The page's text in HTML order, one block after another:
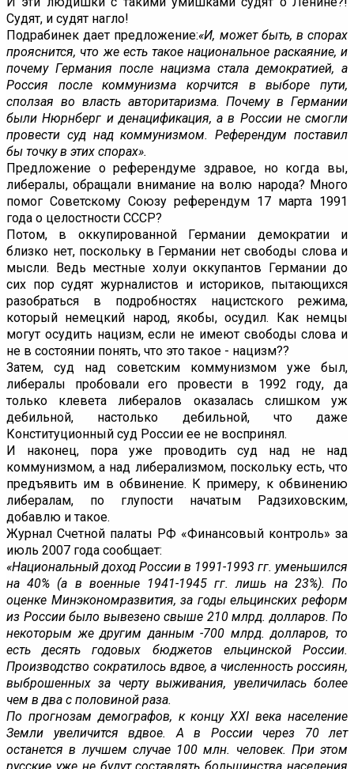
Судят, и судят нагло!
Подрабинек дает предложение:«И, может быть, в спорах
прояснится, что же есть такое национальное раскаяние, и
почему Германия после нацизма стала демократией, а
Россия после коммунизма корчится в выборе пути,
сползая во власть авторитаризма. Почему в Германии
были Нюрнберг и денацификация, а в России не смогли
провести суд над коммунизмом. Референдум поставил
бы точку в этих спорах».
Предложение о референдуме здравое, но когда вы,
либералы, обращали внимание на волю народа? Много
помог Советскому Союзу референдум 17 марта 1991
года о целостности СССР?
Потом, в оккупированной Германии демократии и
близко нет, поскольку в Германии нет свободы слова и
мысли. Ведь местные холуи оккупантов Германии до
сих пор судят журналистов и историков, пытающихся
разобраться в подробностях нацистского режима,
который немецкий народ, якобы, осудил. Как немцы
могут осудить нацизм, если не имеют свободы слова и
не в состоянии понять, что это такое - нацизм??
Затем, суд над советским коммунизмом уже был,
либералы пробовали его провести в 1992 году, да
только клевета либералов оказалась слишком уж
дебильной, настолько дебильной, что даже
Конституционный суд России ее не воспринял.
И наконец, пора уже проводить суд над не над
коммунизмом, а над либерализмом, поскольку есть, что
предъявить им в обвинение. К примеру, к обвинению
либералам, по глупости начатым Радзиховским,
добавлю и такое.
Журнал Счетной палаты РФ «Финансовый контроль» за
июль 2007 года сообщает:
«Национальный доход России в 1991-1993 гг. уменьшился
на 40% (а в военные 1941-1945 гг. лишь на 23%). По
оценке Минэкономразвития, за годы ельцинских реформ
из России было вывезено свыше 210 млрд. долларов. По
некоторым же другим данным -700 млрд. долларов, то
есть десять годовых бюджетов ельцинской России.
Производство сократилось вдвое, а численность россиян,
выброшенных за черту выживания, увеличилась более
чем в два с половиной раза.
По прогнозам демографов, к концу XXI века население
Земли увеличится вдвое. А в России через 70 лет
останется в лучшем случае 100 млн. человек. При этом